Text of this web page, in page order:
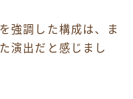
強調した構成は、ま
演出だと感じまし